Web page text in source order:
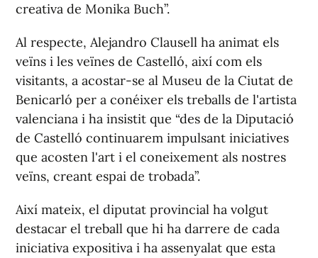
creativa de Monika Buch”.
Al respecte, Alejandro Clausell ha animat els
veïns i les veïnes de Castelló, així com els
visitants, a acostar-se al Museu de la Ciutat de
Benicarló per a conéixer els treballs de l'artista
valenciana i ha insistit que “des de la Diputació
de Castelló continuarem impulsant iniciatives
que acosten l'art i el coneixement als nostres
veïns, creant espai de trobada”.
Així mateix, el diputat provincial ha volgut
destacar el treball que hi ha darrere de cada
iniciativa expositiva i ha assenyalat que esta